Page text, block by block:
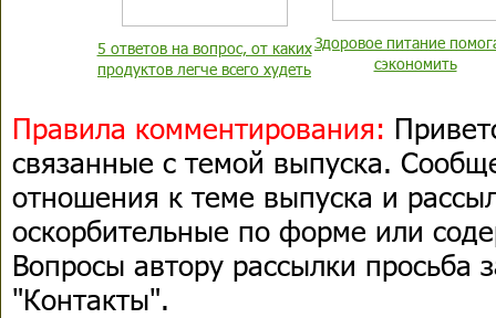
5 ответов на вопрос, от каких
продуктов легче всего худеть
Здоровое питание
сэкономить
Правила комментирования:
связанные с темой выпуска.
отношения к теме выпуска и
оскорбительные по форме или
Вопросы автору рассылки просьба
"Контакты".